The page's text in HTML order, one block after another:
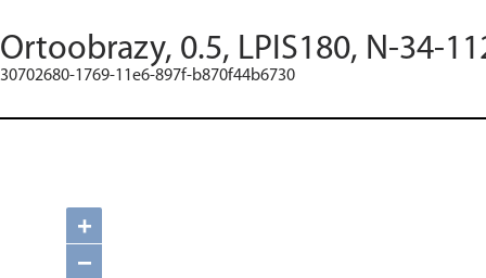
Ortoobrazy, 0.5, LPIS180, N-34-
30702680-1769-11e6-897f-b870f44b6730
+
−